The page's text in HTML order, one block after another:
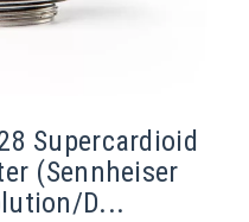
Supercardioid
(Sennheiser
D...